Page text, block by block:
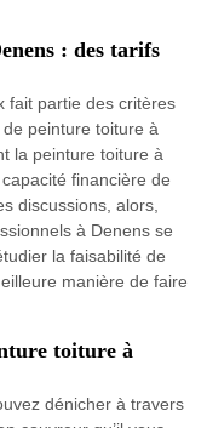
: des tarifs
fait partie des critères
peinture toiture à
la peinture toiture à
financière de
discussions, alors,
à Denens se
la faisabilité de
manière de faire
toiture à
dénicher à travers